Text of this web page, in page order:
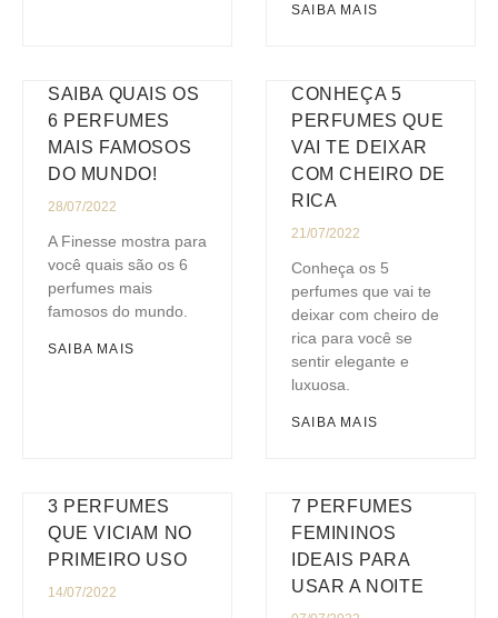
SAIBA MAIS
SAIBA QUAIS OS
6 PERFUMES
MAIS FAMOSOS
DO MUNDO!
28/07/2022
A Finesse mostra para
você quais são os 6
perfumes mais
famosos do mundo.
SAIBA MAIS
CONHEÇA 5
PERFUMES QUE
VAI TE DEIXAR
COM CHEIRO DE
RICA
21/07/2022
Conheça os 5
perfumes que vai te
deixar com cheiro de
rica para você se
sentir elegante e
luxuosa.
SAIBA MAIS
3 PERFUMES
QUE VICIAM NO
PRIMEIRO USO
14/07/2022
7 PERFUMES
FEMININOS
IDEAIS PARA
USAR A NOITE